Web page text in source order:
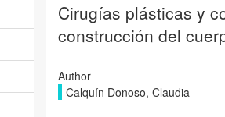
Cirugías plásticas y
construcción del
Author
Calquín Donoso, Claudia